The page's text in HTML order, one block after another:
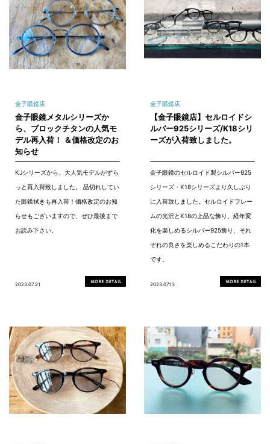
金子眼鏡店
金子眼鏡メタルシリーズか
ら、ブロックチタンの人気モ
デル再入荷！ ＆価格改定のお
知らせ
KJシリーズから、大人気モデルがずら
っと再入荷致しました。 品切れしてい
た眼鏡拭きも再入荷！価格改定のお知
らせもございますので、ぜひ最後まで
お読み下さい。
2023.07.21
金子眼鏡店
【金子眼鏡店】セルロイドシ
ルバー925シリーズ/K18シリ
ーズが入荷致しました。
金子眼鏡のセルロイド製シルバー925
シリーズ・K18シリーズより久しぶり
に入荷致しました。セルロイドフレー
ムの光沢とK18の上品な飾り、経年変
化を楽しめるシルバー925飾り、それ
ぞれの良さを楽しめるこだわりの1本
です。
2023.07.13